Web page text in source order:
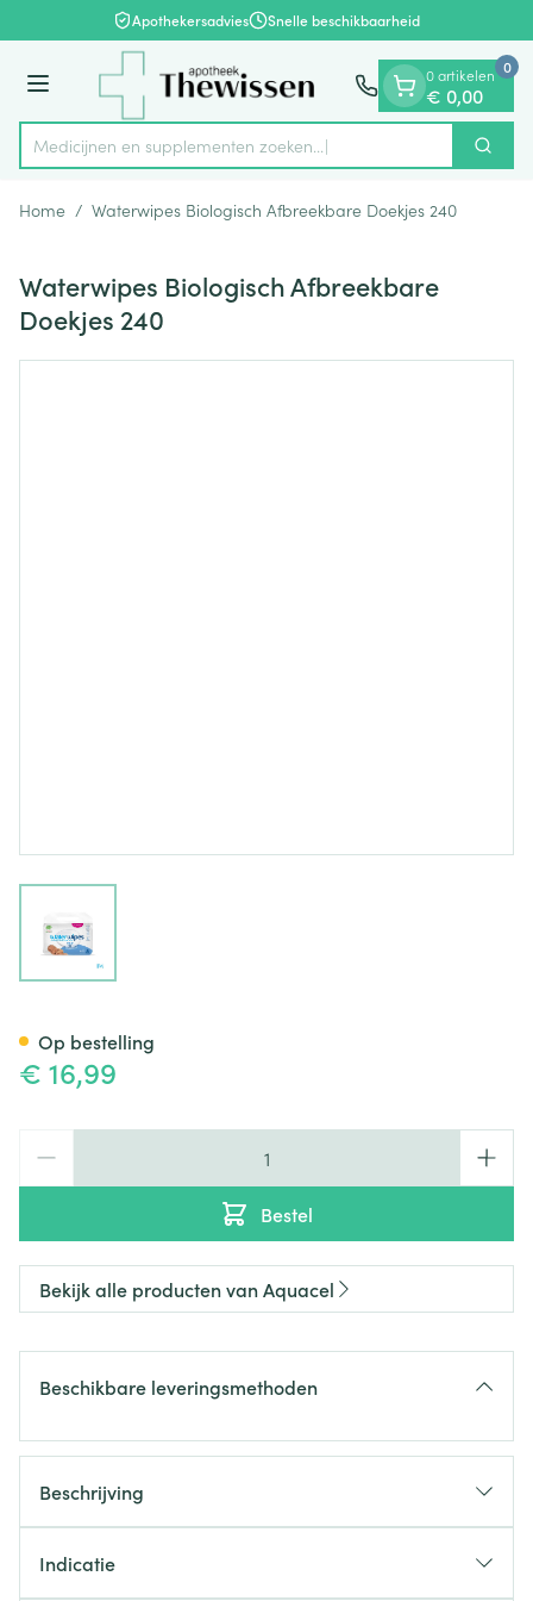
Ga naar de inhoudApothekersadvies Snelle beschikbaarheid
Menu
Product, merk, categorie...
Medicijnen en supplementen zoeken... Zoek
0 artikelen
€ 0,00
0
Home / Waterwipes Biologisch Afbreekbare Doekjes 240
Waterwipes Biologisch Afbreekbare
Doekjes 240
€ 16,99
Bestel
Op bestelling
Bekijk alle producten van Aquacel
Beschikbare leveringsmethoden
Beschrijving
Indicatie